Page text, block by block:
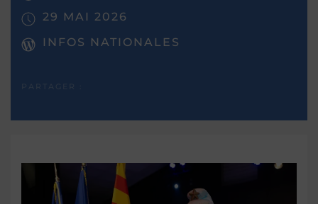
29 MAI 2026
INFOS NATIONALES